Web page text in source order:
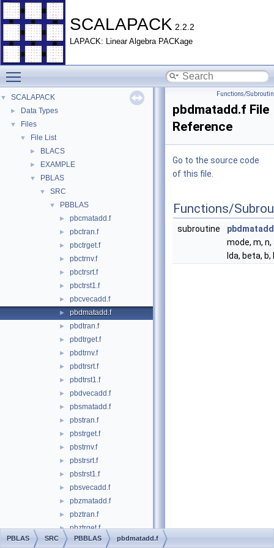
SCALAPACK 2.2.2
LAPACK: Linear Algebra PACKage
▼ SCALAPACK
► Data Types
▼ Files
▼ File List
► BLACS
► EXAMPLE
▼ PBLAS
▼ SRC
▼ PBBLAS
► pbcmatadd.f
► pbctran.f
► pbctrget.f
► pbctrnv.f
► pbctrsrt.f
► pbctrst1.f
► pbcvecadd.f
► pbdmatadd.f
► pbdtran.f
► pbdtrget.f
► pbdtrnv.f
► pbdtrsrt.f
► pbdtrst1.f
► pbdvecadd.f
► pbsmatadd.f
► pbstran.f
► pbstrget.f
► pbstrnv.f
► pbstrsrt.f
► pbstrst1.f
► pbsvecadd.f
► pbzmatadd.f
► pbztran.f
► pbztrget.f
► pbztrnv.f
Functions/
pbdmatadd.f File
Reference
Go to the source code
of this file.
Functions/
subroutine
pbdmatadd
mode, m, n,
lda, beta, b,
PBLAS SRC PBBLAS pbdmatadd.f